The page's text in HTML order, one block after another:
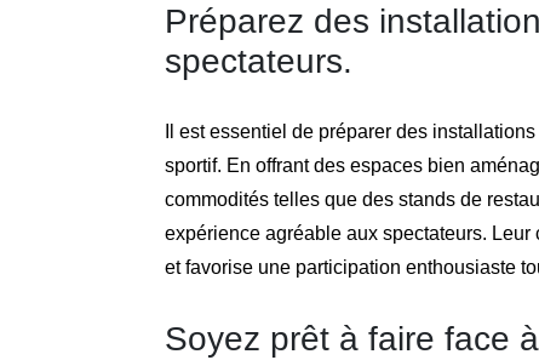
Préparez des
spectateurs.
Il est essentiel de préparer des
sportif. En offrant des espaces bien
commodités telles que des stands de
expérience agréable aux spectateurs.
et favorise une participation enthousiaste
Soyez prêt à faire face